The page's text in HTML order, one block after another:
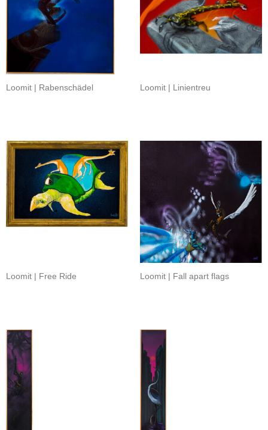
Loomit | Rabenschädel Loomit | Linientreu
Loomit | Free Ride Loomit | Fall apart flags